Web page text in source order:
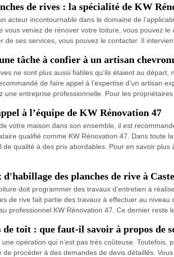
de rives : la spécialité de KW
acteur incontournable dans le domaine de
veniez de rénover votre toiture, vous pouvez
ses services, vous pouvez le contacter. Il
tâche à confier à un artisan
ne sont plus aussi fiables qu’ils étaient au
de faire appel à l’expertise d’un artisan
entreprise professionnelle. Pour les
à l’équipe de KW Rénovation 47
votre maison dans son ensemble, il est
qualifié comme KW Rénovation 47. Dans toute
qualité à des prix abordables. Pour en savoir
des planches de rive à
doit programmer des travaux d’entretien à
de rive fait partie des travaux à effectuer au
professionnel KW Rénovation 47. Ce dernier reste
de toit : que faut-il savoir à propos de
opération qui n’est pas très coûteuse.
procéder à des demandes de devis détaillés.